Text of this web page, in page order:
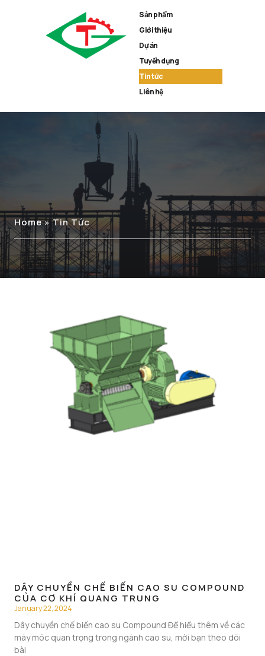
Sản phẩm
Giới thiệu
Dự án
Tuyển dụng
Tin tức
Liên hệ
Home»Tin Tức
DÂY CHUYỀN CHẾ BIẾN CAO SU COMPOUND
CỦA CƠ KHÍ QUANG TRUNG
January 22, 2024
Dây chuyền chế biến cao su Compound Để hiểu thêm về các
máy móc quan trọng trong ngành cao su, mời bạn theo dõi
bài